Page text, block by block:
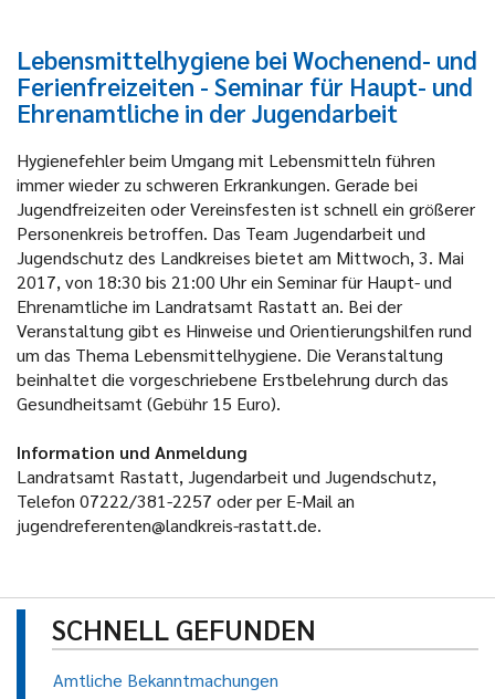
Lebensmittelhygiene bei Wochenend- und
Ferienfreizeiten - Seminar für Haupt- und
Ehrenamtliche in der Jugendarbeit
Hygienefehler beim Umgang mit Lebensmitteln führen
immer wieder zu schweren Erkrankungen. Gerade bei
Jugendfreizeiten oder Vereinsfesten ist schnell ein größerer
Personenkreis betroffen. Das Team Jugendarbeit und
Jugendschutz des Landkreises bietet am Mittwoch, 3. Mai
2017, von 18:30 bis 21:00 Uhr ein Seminar für Haupt- und
Ehrenamtliche im Landratsamt Rastatt an. Bei der
Veranstaltung gibt es Hinweise und Orientierungshilfen rund
um das Thema Lebensmittelhygiene. Die Veranstaltung
beinhaltet die vorgeschriebene Erstbelehrung durch das
Gesundheitsamt (Gebühr 15 Euro).
Information und Anmeldung
Landratsamt Rastatt, Jugendarbeit und Jugendschutz,
Telefon 07222/381-2257 oder per E-Mail an
jugendreferenten@landkreis-rastatt.de.
SCHNELL GEFUNDEN
Amtliche Bekanntmachungen